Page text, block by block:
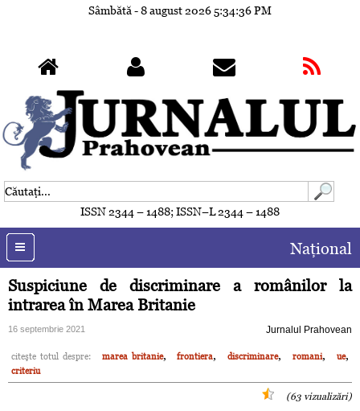
Sâmbătă - 8 august 2026 5:34:39 PM
ISSN 2344 – 1488; ISSN–L 2344 – 1488
Naţional
Suspiciune de discriminare a românilor la
intrarea în Marea Britanie
16 septembrie 2021 Jurnalul Prahovean
citeşte totul despre: marea britanie, frontiera, discriminare, romani, ue,
criteriu
(63 vizualizări)